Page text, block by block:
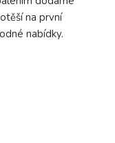
na první
nabídky.